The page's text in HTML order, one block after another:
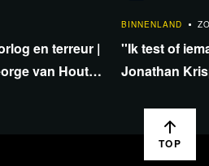
en terreur |
van Houts -
BINNENLAND
''Ik test of
Jonathan
TOP